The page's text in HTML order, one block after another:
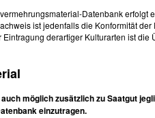
Datenbank erfolgt
ist jedenfalls die Konformität
derartiger Kulturarten ist
möglich zusätzlich zu Saatgut
einzutragen.